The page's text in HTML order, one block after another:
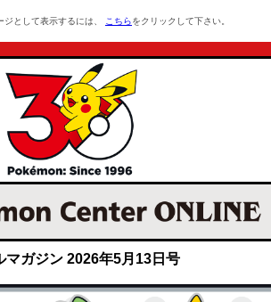
ジとして表示するには、 こちらをクリックして下さい。
マガジン 2026年5月13日号